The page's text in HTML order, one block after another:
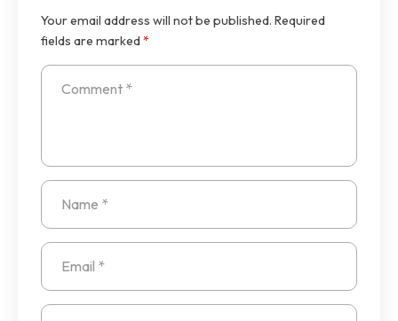
Your email address will not be published. Required
fields are marked*